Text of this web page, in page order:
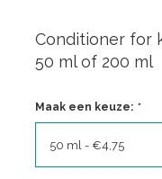
Conditioner for
50 ml of 200 ml
Maak een keuze: *
50 ml - €4,75